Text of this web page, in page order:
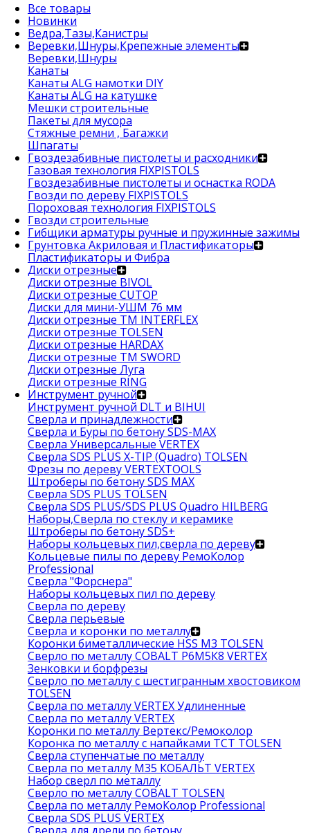
Все товары
Новинки
Ведра,Тазы,Канистры
Веревки,Шнуры,Крепежные элементы
Веревки,Шнуры
Канаты
Канаты ALG намотки DIY
Канаты ALG на катушке
Мешки строительные
Пакеты для мусора
Стяжные ремни , Багажки
Шпагаты
Гвоздезабивные пистолеты и расходники
Газовая технология FIXPISTOLS
Гвоздезабивные пистолеты и оснастка RODA
Гвозди по дереву FIXPISTOLS
Пороховая технология FIXPISTOLS
Гвозди строительные
Гибщики арматуры ручные и пружинные зажимы
Грунтовка Акриловая и Пластификаторы
Пластификаторы и Фибра
Диски отрезные
Диски отрезные BIVOL
Диски отрезные CUTOP
Диски для мини-УШМ 76 мм
Диски отрезные ТМ INTERFLEX
Диски отрезные TOLSEN
Диски отрезные HARDAX
Диски отрезные ТМ SWORD
Диски отрезные Луга
Диски отрезные RING
Инструмент ручной
Инструмент ручной DLT и BIHUI
Сверла и принадлежности
Сверла и Буры по бетону SDS-MAX
Сверла Универсальные VERTEX
Сверла SDS PLUS X-TIP (Quadro) TOLSEN
Фрезы по дереву VERTEXTOOLS
Штроберы по бетону SDS MAX
Сверла SDS PLUS TOLSEN
Сверла SDS PLUS/SDS PLUS Quadro HILBERG
Наборы,Сверла по стеклу и керамике
Штроберы по бетону SDS+
Наборы кольцевых пил,сверла по дереву
Кольцевые пилы по дереву РемоКолор
Professional
Сверла "Форснера"
Наборы кольцевых пил по дереву
Сверла по дереву
Сверла перьевые
Сверла и коронки по металлу
Коронки биметаллические HSS M3 TOLSEN
Сверло по металлу COBALT Р6М5К8 VERTEX
Зенковки и борфрезы
Сверло по металлу с шестигранным хвостовиком
TOLSEN
Сверла по металлу VERTEX Удлиненные
Сверла по металлу VERTEX
Коронки по металлу Вертекс/Ремоколор
Коронка по металлу с напайками TCT TOLSEN
Сверла ступенчатые по металлу
Сверла по металлу М35 КОБАЛЬТ VERTEX
Набор сверл по металлу
Сверло по металлу COBALT TOLSEN
Сверла по металлу РемоКолор Professional
Сверла SDS PLUS VERTEX